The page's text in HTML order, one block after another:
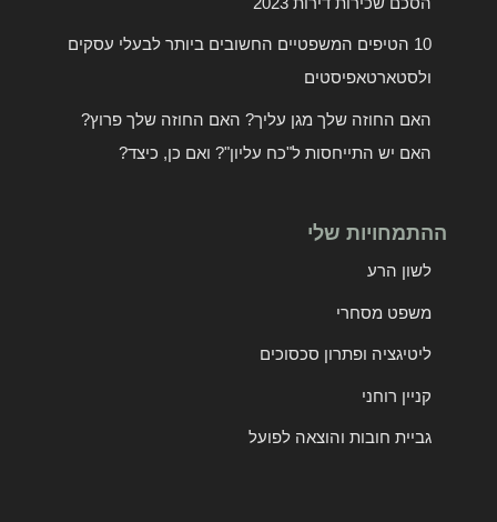
10 הטיפים המשפטיים החשובים ביותר לבעלי עסקים
ולסטארטאפיסטים
האם החוזה שלך מגן עליך? האם החוזה שלך פרוץ?
האם יש התייחסות ל"כח עליון"? ואם כן, כיצד?
ההתמחויות שלי
לשון הרע
משפט מסחרי
ליטיגציה ופתרון סכסוכים
קניין רוחני
גביית חובות והוצאה לפועל